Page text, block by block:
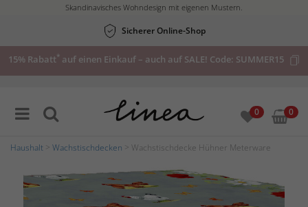
Skandinavisches Wohndesign mit eigenen Mustern.
Sicherer Online-Shop
15% Rabatt* auf einen Einkauf – auch auf SALE! Code: SUMMER15
0 0
Haushalt Wachstischdecken > Wachstischdecke Hühner Meterware